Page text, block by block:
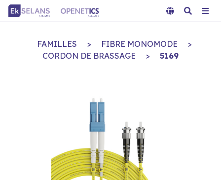
FAMILLES > FIBRE MONOMODE
>
CORDON DE BRASSAGE
> 5169